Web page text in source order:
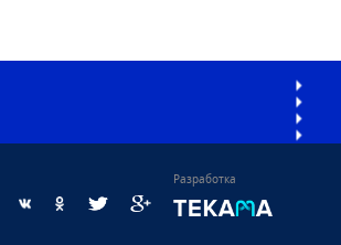
Разработка